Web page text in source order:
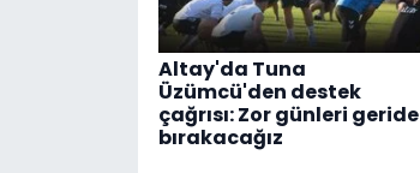
Altay'da Tuna
Üzümcü'den destek
çağrısı: Zor günleri geride
bırakacağız